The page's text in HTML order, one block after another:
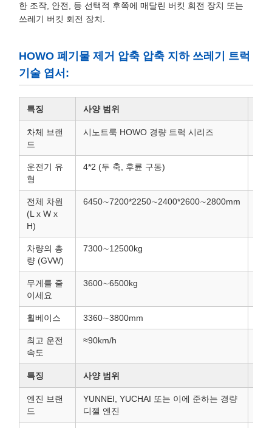
한 조작, 안전, 등 선택적 후쪽에 매달린 버킷 회전 장치 또는
쓰레기 버킷 회전 장치.
HOWO 폐기물 제거 압축 압축 지하 쓰레기 트럭
기술 엽서:
특징 사양 범위
차체 브랜
드
시노트룩 HOWO 경량 트럭 시리즈
운전기 유
형
4*2 (두 축, 후륜 구동)
전체 차원
(L x W x
H)
6450∼7200*2250∼2400*2600∼2800mm
차량의 총
량 (GVW)
7300∼12500kg
무게를 줄
이세요
3600∼6500kg
휠베이스 3360∼3800mm
최고 운전
속도
≈90km/h
특징 사양 범위
엔진 브랜
드
YUNNEI, YUCHAI 또는 이에 준하는 경량
디젤 엔진